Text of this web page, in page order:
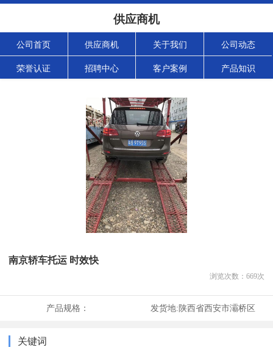
供应商机
公司首页 供应商机 关于我们 公司动态
荣誉认证 招聘中心 客户案例 产品知识
南京轿车托运 时效快
浏览次数： 669次
产品规格： 发货地:陕西省西安市灞桥区
关键词